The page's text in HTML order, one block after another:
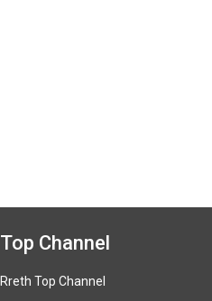
Top Channel
Rreth Top Channel